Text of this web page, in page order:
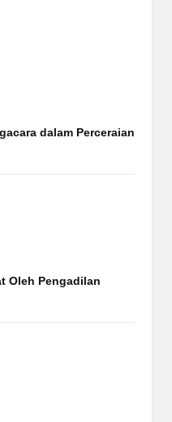
dalam Perceraian
Oleh Pengadilan